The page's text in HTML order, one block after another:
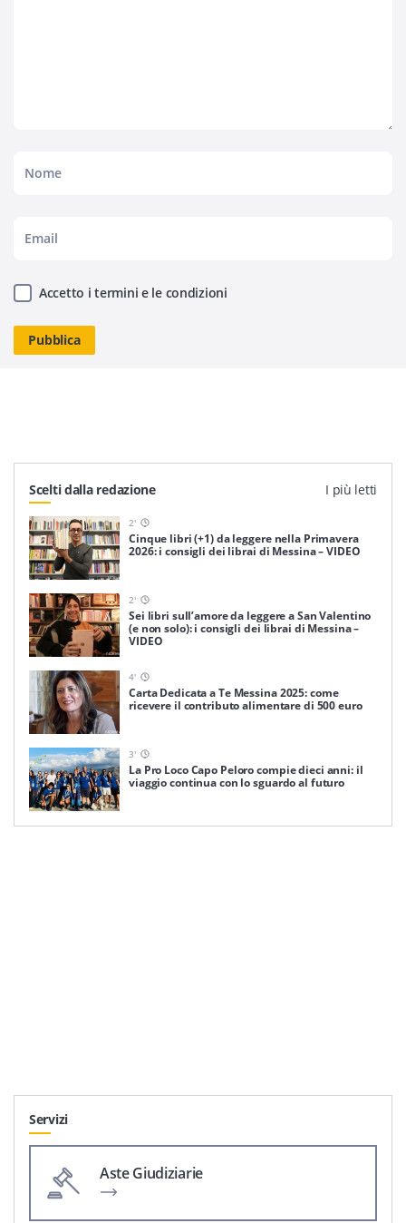
Accetto i termini e le condizioni
Scelti dalla redazione I più letti
2'
Cinque libri (+1) da leggere nella Primavera
2026: i consigli dei librai di Messina – VIDEO
2'
Sei libri sull’amore da leggere a San Valentino
(e non solo): i consigli dei librai di Messina –
VIDEO
4'
Carta Dedicata a Te Messina 2025: come
ricevere il contributo alimentare di 500 euro
3'
La Pro Loco Capo Peloro compie dieci anni: il
viaggio continua con lo sguardo al futuro
Servizi
Aste Giudiziarie